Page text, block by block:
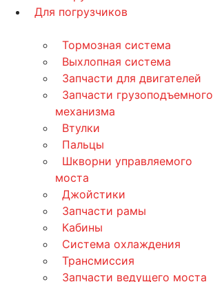
Для погрузчиков
Тормозная система
Выхлопная система
Запчасти для двигателей
Запчасти грузоподъемного
механизма
Втулки
Пальцы
Шкворни управляемого
моста
Джойстики
Запчасти рамы
Кабины
Система охлаждения
Трансмиссия
Запчасти ведущего моста